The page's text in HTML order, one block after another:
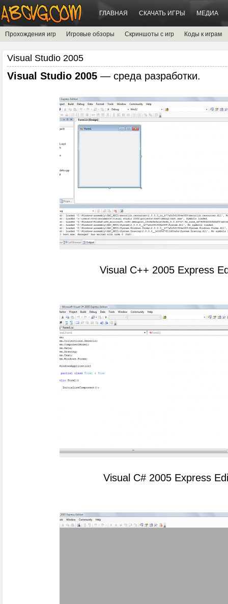
ГЛАВНАЯ СКАЧАТЬ ИГРЫ МЕДИА
Прохождения игр Игровые обзоры Скриншоты с игр Коды к играм
Visual Studio 2005
Visual Studio 2005 — среда разработки.
Visual C++ 2005 Express
Visual C# 2005 Express